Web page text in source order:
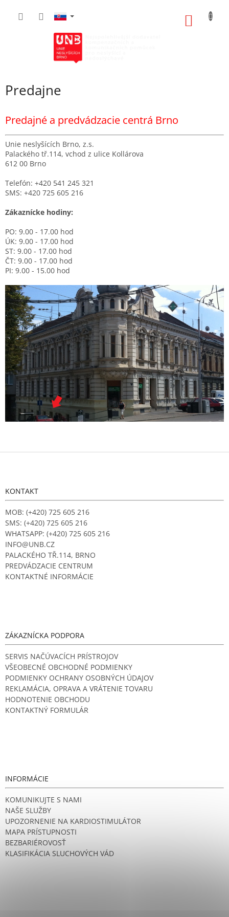
Predajne
Predajné a predvádzacie centrá Brno
Unie neslyšících Brno, z.s.
Palackého tř.114, vchod z ulice Kollárova
612 00 Brno
Telefón: +420 541 245 321
SMS: +420 725 605 216
Zákaznícke hodiny:
PO: 9.00 - 17.00 hod
ÚK: 9.00 - 17.00 hod
ST: 9.00 - 17.00 hod
ČT: 9.00 - 17.00 hod
PI: 9.00 - 15.00 hod
Z
KONTAKT
MOB: (+420) 725 605 216
SMS: (+420) 725 605 216
WHATSAPP: (+420) 725 605 216
INFO@UNB.CZ
PALACKÉHO TŘ.114, BRNO
PREDVÁDZACIE CENTRUM
KONTAKTNÉ INFORMÁCIE
ZÁKAZNÍCKA PODPORA
SERVIS NAČÚVACÍCH PRÍSTROJOV
VŠEOBECNÉ OBCHODNÉ PODMIENKY
PODMIENKY OCHRANY OSOBNÝCH ÚDAJOV
REKLAMÁCIA, OPRAVA A VRÁTENIE TOVARU
HODNOTENIE OBCHODU
KONTAKTNÝ FORMULÁR
INFORMÁCIE
KOMUNIKUJTE S NAMI
NAŠE SLUŽBY
UPOZORNENIE NA KARDIOSTIMULÁTOR
MAPA PRÍSTUPNOSTI
BEZBARIÉROVOSŤ
KLASIFIKÁCIA SLUCHOVÝCH VÁD